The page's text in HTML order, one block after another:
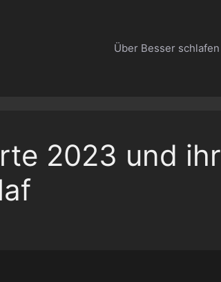
Über Besser schlafen
2023 und ihr